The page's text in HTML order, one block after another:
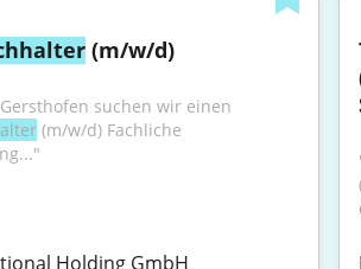
(m/w/d)
(m/w/d) Fachliche
Holding GmbH